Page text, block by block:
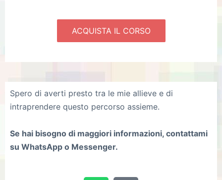
ACQUISTA IL CORSO
Spero di averti presto tra le mie allieve e di
intraprendere questo percorso assieme.
Se hai bisogno di maggiori informazioni, contattami
su WhatsApp o Messenger.